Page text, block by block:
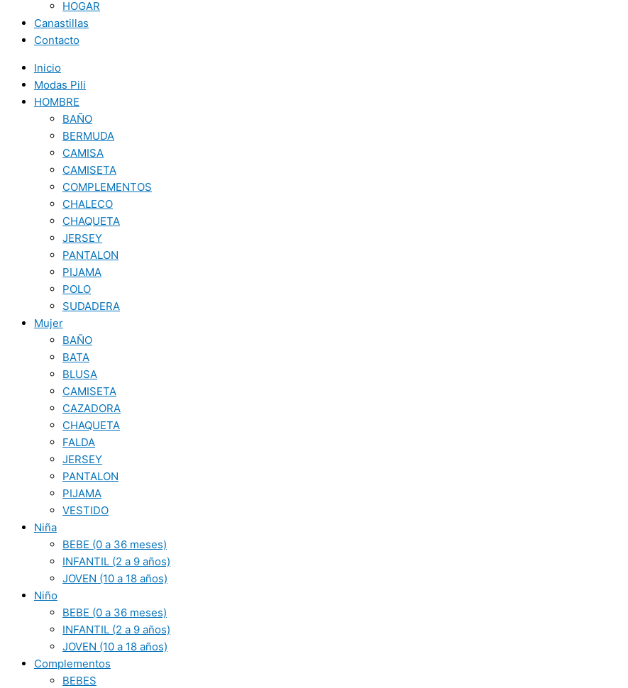
HOGAR
Canastillas
Contacto
Inicio
Modas Pili
HOMBRE
BAÑO
BERMUDA
CAMISA
CAMISETA
COMPLEMENTOS
CHALECO
CHAQUETA
JERSEY
PANTALON
PIJAMA
POLO
SUDADERA
Mujer
BAÑO
BATA
BLUSA
CAMISETA
CAZADORA
CHAQUETA
FALDA
JERSEY
PANTALON
PIJAMA
VESTIDO
Niña
BEBE (0 a 36 meses)
INFANTIL (2 a 9 años)
JOVEN (10 a 18 años)
Niño
BEBE (0 a 36 meses)
INFANTIL (2 a 9 años)
JOVEN (10 a 18 años)
Complementos
BEBES